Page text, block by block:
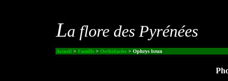
La flore des Pyrénées
Accueil > Famille> Orchidacées> Ophrys brun